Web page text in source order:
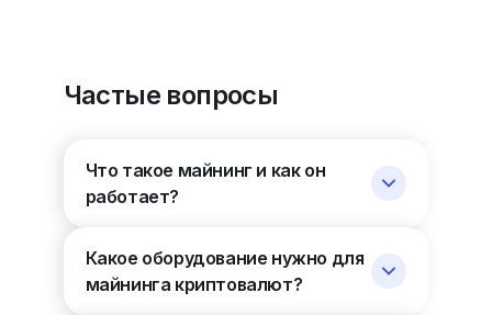
Частые вопросы
Что такое майнинг и как он
работает?
Какое оборудование нужно для
майнинга криптовалют?